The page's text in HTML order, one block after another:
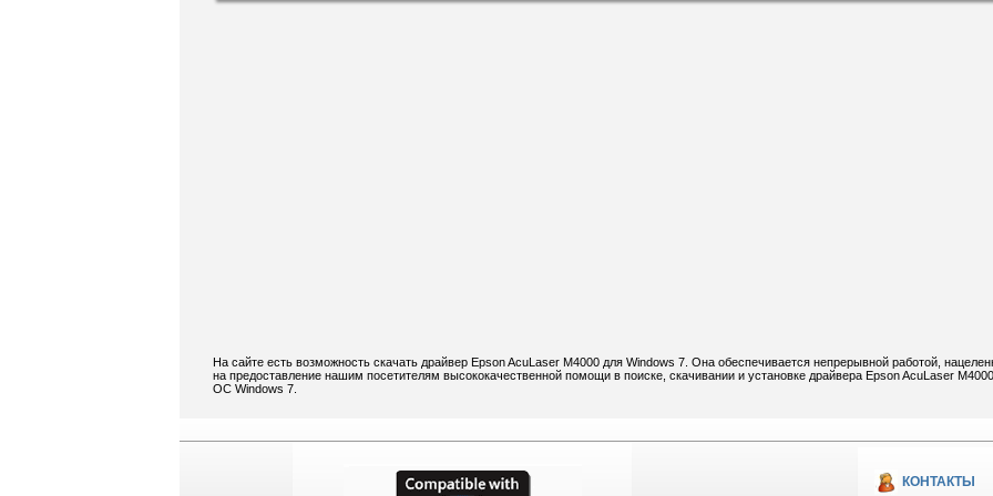
На сайте есть возможность скачать драйвер Epson AcuLaser M4000 для Windows 7. Она обеспечивается непрерывной работой,
на предоставление нашим посетителям высококачественной помощи в поиске, скачивании и установке драйвера Epson AcuLaser
ОС Windows 7.
КОНТАКТЫ